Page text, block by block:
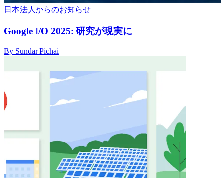
日本法人からのお知らせ
Google I/O 2025: 研究が現実に
By Sundar Pichai